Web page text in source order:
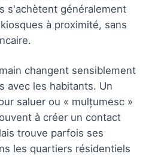
s'achètent généralement
à proximité, sans
changent sensiblement
avec les habitants. Un
saluer ou « mulțumesc »
à créer un contact
trouve parfois ses
les quartiers résidentiels